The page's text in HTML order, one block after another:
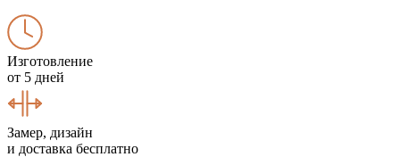
Изготовление
от 5 дней
Замер, дизайн
и доставка бесплатно